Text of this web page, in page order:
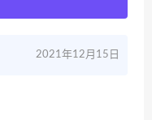
2021年12月15日